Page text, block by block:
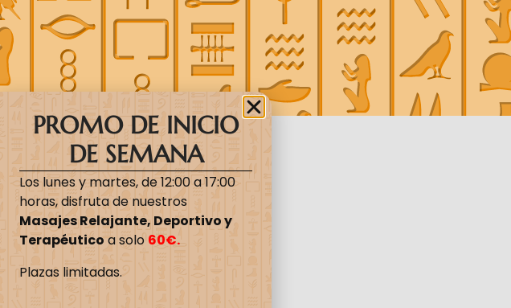
PROMO DE INICIO
DE SEMANA
Los lunes y martes, de 12:00 a 17:00
horas, disfruta de nuestros
Masajes Relajante, Deportivo y
Terapéutico a solo 60€.
Plazas limitadas.